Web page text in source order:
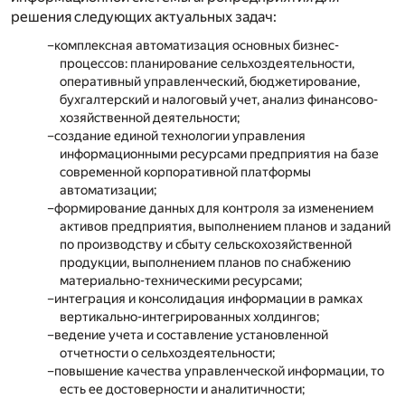
решения следующих актуальных задач:
комплексная автоматизация основных бизнес-
процессов: планирование сельхоздеятельности,
оперативный управленческий, бюджетирование,
бухгалтерский и налоговый учет, анализ финансово-
хозяйственной деятельности;
создание единой технологии управления
информационными ресурсами предприятия на базе
современной корпоративной платформы
автоматизации;
формирование данных для контроля за изменением
активов предприятия, выполнением планов и заданий
по производству и сбыту сельскохозяйственной
продукции, выполнением планов по снабжению
материально-техническими ресурсами;
интеграция и консолидация информации в рамках
вертикально-интегрированных холдингов;
ведение учета и составление установленной
отчетности о сельхоздеятельности;
повышение качества управленческой информации, то
есть ее достоверности и аналитичности;